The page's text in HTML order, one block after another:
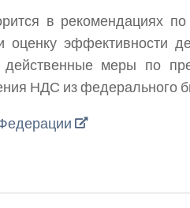
в рекомендациях
оценку эффективности
действенные меры по
НДС из федерального